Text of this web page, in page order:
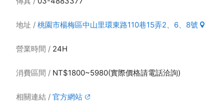
地址 桃園市楊梅區中山里環東路110巷15弄2、6、8號
營業時間 24H
消費區間 NT$1800~5980(實際價格請電話洽詢)
相關連結 官方網站